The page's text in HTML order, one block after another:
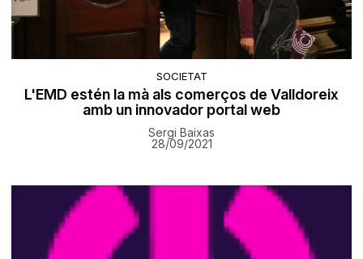
SOCIETAT
L'EMD estén la mà als comerços de Valldoreix
amb un innovador portal web
Sergi Baixas
28/09/2021